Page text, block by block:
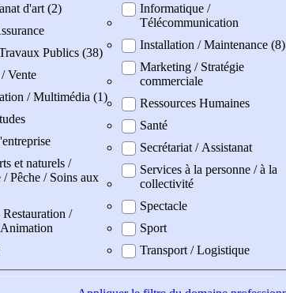
d'art (2)
Publics (38)
Vente
/ Multimédia (1)
et naturels /
Pêche / Soins aux
/
Informatique /
Télécommunication
Installation / Maintenance (8)
Marketing / Stratégie
commerciale
Ressources Humaines
Santé
Secrétariat / Assistanat
Services à la personne / à la
collectivité
Spectacle
Sport
Transport / Logistique